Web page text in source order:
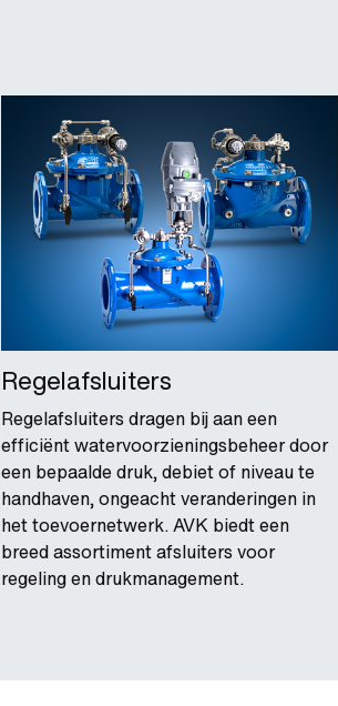
Regelafsluiters
Regelafsluiters dragen bij aan een
efficiënt watervoorzieningsbeheer door
een bepaalde druk, debiet of niveau te
handhaven, ongeacht veranderingen in
het toevoernetwerk. AVK biedt een
breed assortiment afsluiters voor
regeling en drukmanagement.